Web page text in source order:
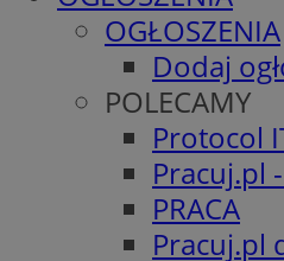
OGŁOSZENIA
Dodaj
POLECAMY
Protocol
Pracuj.pl
PRACA
Pracuj.pl